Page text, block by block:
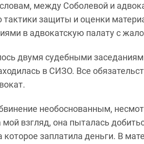
между Соболевой и
тактики защиты и оценки
в адвокатскую палату с
двумя судебными
в СИЗО. Все
необоснованным,
взгляд, она пыталась
заплатила деньги. В